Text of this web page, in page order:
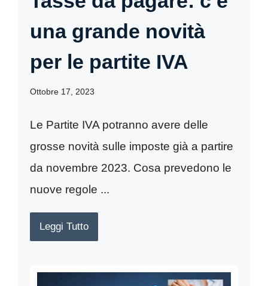
una grande novità
per le partite IVA
Ottobre 17, 2023
Le Partite IVA potranno avere delle
grosse novità sulle imposte già a partire
da novembre 2023. Cosa prevedono le
nuove regole ...
Leggi Tutto